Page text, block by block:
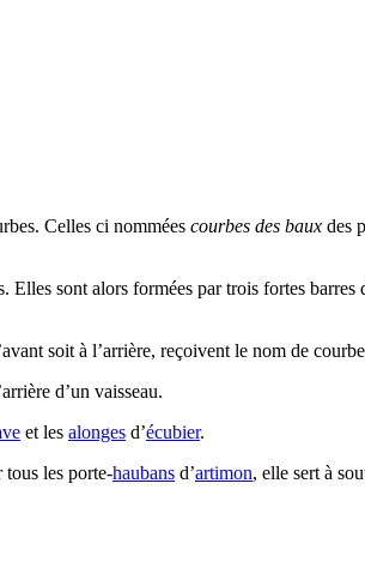
Celles ci nommées courbes des baux des
Elles sont alors formées par trois fortes barres
soit à l’arrière, reçoivent le nom de
d’un vaisseau.
et les alonges d’écubier.
tous les porte-haubans d’artimon, elle sert à